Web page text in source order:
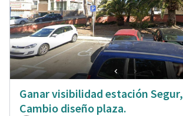
Ganar visibilidad estación Segur,
Cambio diseño plaza.